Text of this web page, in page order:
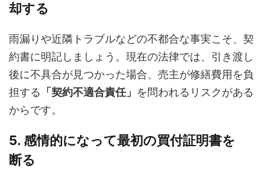
却する
雨漏りや近隣トラブルなどの不都合な事実こそ、契
約書に明記しましょう。現在の法律では、引き渡し
後に不具合が見つかった場合、売主が修繕費用を負
担する 「契約不適合責任」 を問われるリスクがある
からです。
5. 感情的になって最初の買付証明書を
断る